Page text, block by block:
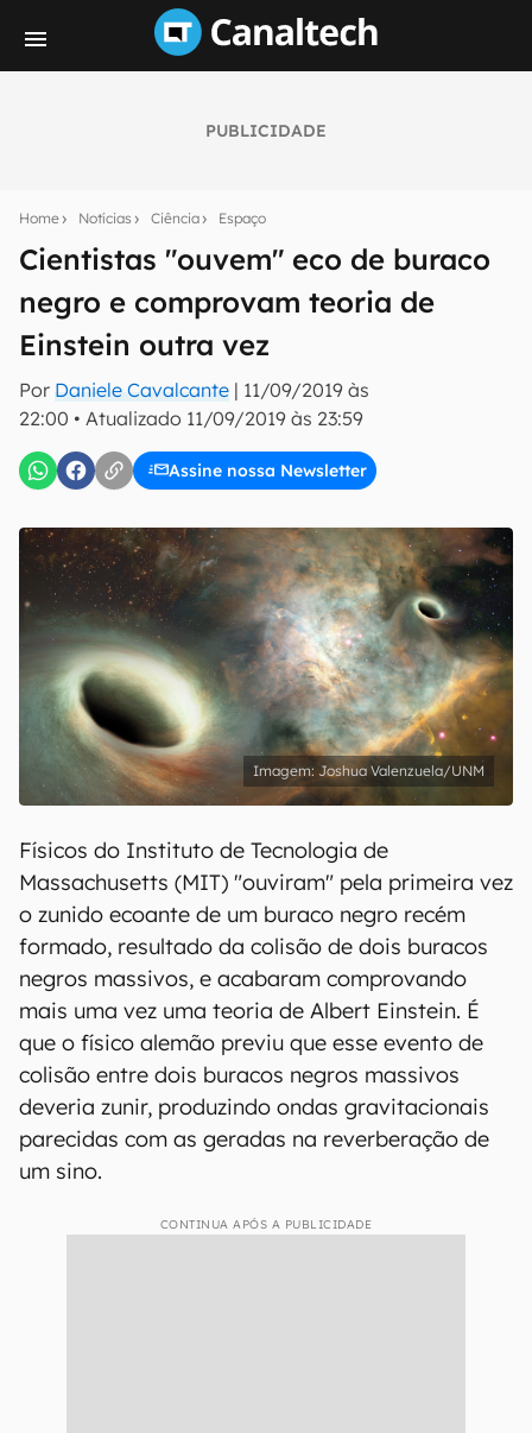
PUBLICIDADE
Home Notícias Ciência Espaço
Cientistas "ouvem" eco de buraco
negro e comprovam teoria de
Einstein outra vez
Por Daniele Cavalcante | 11/09/2019 às
22:00 • Atualizado 11/09/2019 às 23:59
Assine nossa Newsletter
notícias e reviews sobre tecnologia em primeira
mão.
E-mail
inscreva-se
Confirmo que li, aceito e concordo com os Termos de
Uso e Política de Privacidade do Canaltech.
Joshua Valenzuela/UNM
Físicos do Instituto de Tecnologia de
Massachusetts (MIT) "ouviram" pela primeira vez
o zunido ecoante de um buraco negro recém
formado, resultado da colisão de dois buracos
negros massivos, e acabaram comprovando
mais uma vez uma teoria de Albert Einstein. É
que o físico alemão previu que esse evento de
colisão entre dois buracos negros massivos
deveria zunir, produzindo ondas gravitacionais
parecidas com as geradas na reverberação de
um sino.
CONTINUA APÓS A PUBLICIDADE